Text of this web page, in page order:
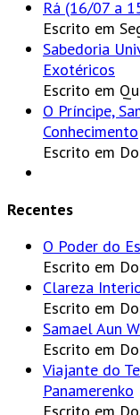
Rá (16/07 a
Escrito em
Sabedoria
Exotéricos
Escrito em
O Príncipe,
Conhecimento
Escrito em
Recentes
O Poder do
Escrito em
Clareza
Escrito em
Samael Aun
Escrito em
Viajante do
Panamerenko